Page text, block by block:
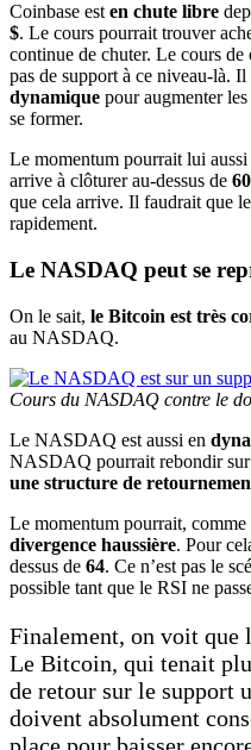
Coinbase est en chute libre
$. Le cours pourrait trouver
continue de chuter. Le cours de
pas de support à ce niveau-là. Il
dynamique pour augmenter
se former.
Le momentum pourrait lui
arrive à clôturer au-dessus de 60
que cela arrive. Il faudrait que
rapidement.
Le NASDAQ peut se
On le sait, le Bitcoin est très
au NASDAQ.
Cours du NASDAQ contre le
Le NASDAQ est aussi en
NASDAQ pourrait rebondir sur
une structure de
Le momentum pourrait,
divergence haussière. Pour
dessus de 64. Ce n’est pas le
possible tant que le RSI ne
Finalement, on voit que
Le Bitcoin, qui tenait
de retour sur le support
doivent absolument